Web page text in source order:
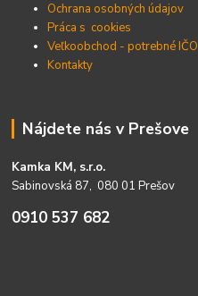
Ochrana osobných údajov
Práca s cookies
Veľkoobchod - potrebné IČO
Kontakty
Nájdete nás v Prešove
Kamka KM, s.r.o.
Sabinovská 87, 080 01 Prešov
0910 537 682